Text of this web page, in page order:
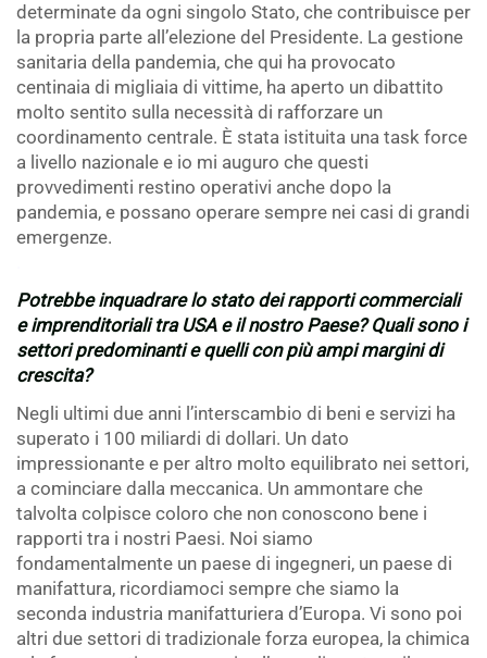
determinate da ogni singolo Stato, che contribuisce per
la propria parte all’elezione del Presidente. La gestione
sanitaria della pandemia, che qui ha provocato
centinaia di migliaia di vittime, ha aperto un dibattito
molto sentito sulla necessità di rafforzare un
coordinamento centrale. È stata istituita una task force
a livello nazionale e io mi auguro che questi
provvedimenti restino operativi anche dopo la
pandemia, e possano operare sempre nei casi di grandi
emergenze.
Potrebbe inquadrare lo stato dei rapporti commerciali
e imprenditoriali tra USA e il nostro Paese? Quali sono i
settori predominanti e quelli con più ampi margini di
crescita?
Negli ultimi due anni l’interscambio di beni e servizi ha
superato i 100 miliardi di dollari. Un dato
impressionante e per altro molto equilibrato nei settori,
a cominciare dalla meccanica. Un ammontare che
talvolta colpisce coloro che non conoscono bene i
rapporti tra i nostri Paesi. Noi siamo
fondamentalmente un paese di ingegneri, un paese di
manifattura, ricordiamoci sempre che siamo la
seconda industria manifatturiera d’Europa. Vi sono poi
altri due settori di tradizionale forza europea, la chimica